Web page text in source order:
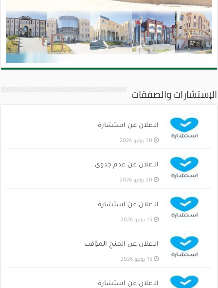
الإستشارات والصفقات
الاعلان عن استشارة
30 يوليو 2026
الاعلان عن عدم جدوى
20 يوليو 2026
الاعلان عن استشارة
15 يوليو 2026
الاعلان عن المنح المؤقت
15 يوليو 2026
الاعلان عن استشارة